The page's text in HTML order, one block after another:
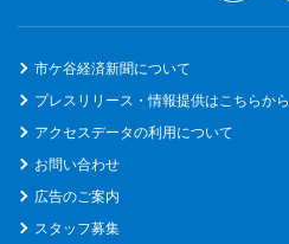
市ケ谷経済新聞について
プレスリリース・情報提供はこちらから
アクセスデータの利用について
お問い合わせ
広告のご案内
スタッフ募集